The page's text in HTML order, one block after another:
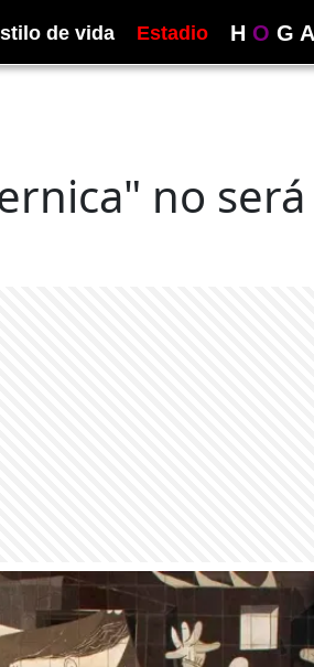
de vida Estadio H O G A
no será